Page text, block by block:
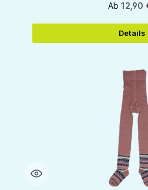
Ab 12,90
Details